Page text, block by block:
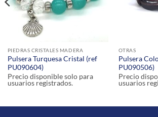
PIEDRAS CRISTALES MADERA
Pulsera Turquesa Cristal (ref
PU090604)
Precio disponible solo para
usuarios registrados.
OTRAS
Pulsera
PU090506)
Precio
usuarios